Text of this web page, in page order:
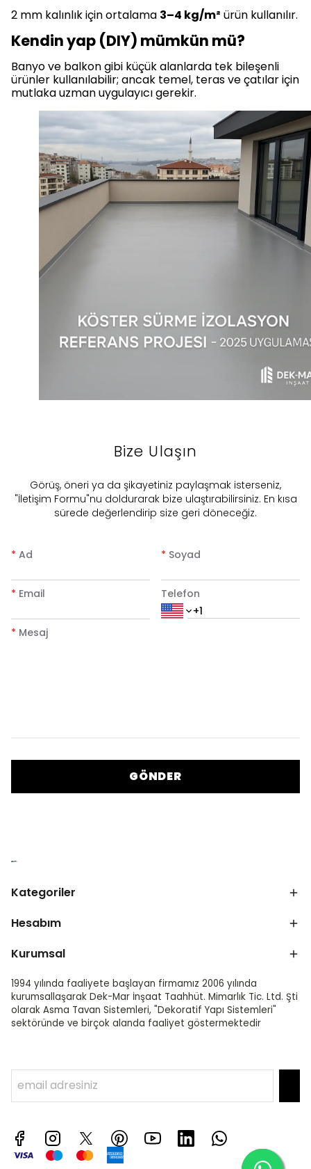
2 mm kalınlık için ortalama 3–4 kg/m² ürün kullanılır.
Kendin yap (DIY) mümkün mü?
Banyo ve balkon gibi küçük alanlarda tek bileşenli
ürünler kullanılabilir; ancak temel, teras ve çatılar için
mutlaka uzman uygulayıcı gerekir.
Bize Ulaşın
​Görüş, öneri ya da şikayetiniz paylaşmak isterseniz,
"İletişim Formu"nu doldurarak bize ulaştırabilirsiniz. En kısa
sürede değerlendirip size geri döneceğiz.
* Ad * Soyad
* Email Telefon
* Mesaj
GÖNDER
Kategoriler
Hesabım
Kurumsal
1994 yılında faaliyete başlayan firmamız 2006 yılında
kurumsallaşarak Dek-Mar İnşaat Taahhüt. Mimarlık Tic. Ltd. Şti
olarak Asma Tavan Sistemleri, "Dekoratif Yapı Sistemleri"
sektöründe ve birçok alanda faaliyet göstermektedir